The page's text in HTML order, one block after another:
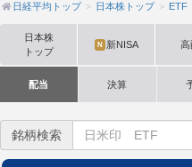
日経平均トップ 日本株トップ ETF
日本株
トップ
N 新NISA 高
配当 決算
銘柄検索